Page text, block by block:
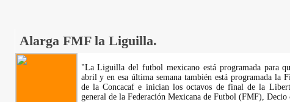
Alarga FMF la Liguilla.
"La Liguilla del futbol mexicano está programada para
abril y en esa última semana también está programada la
de la Concacaf e inician los octavos de final de la
general de la Federación Mexicana de Futbol (FMF), Decio